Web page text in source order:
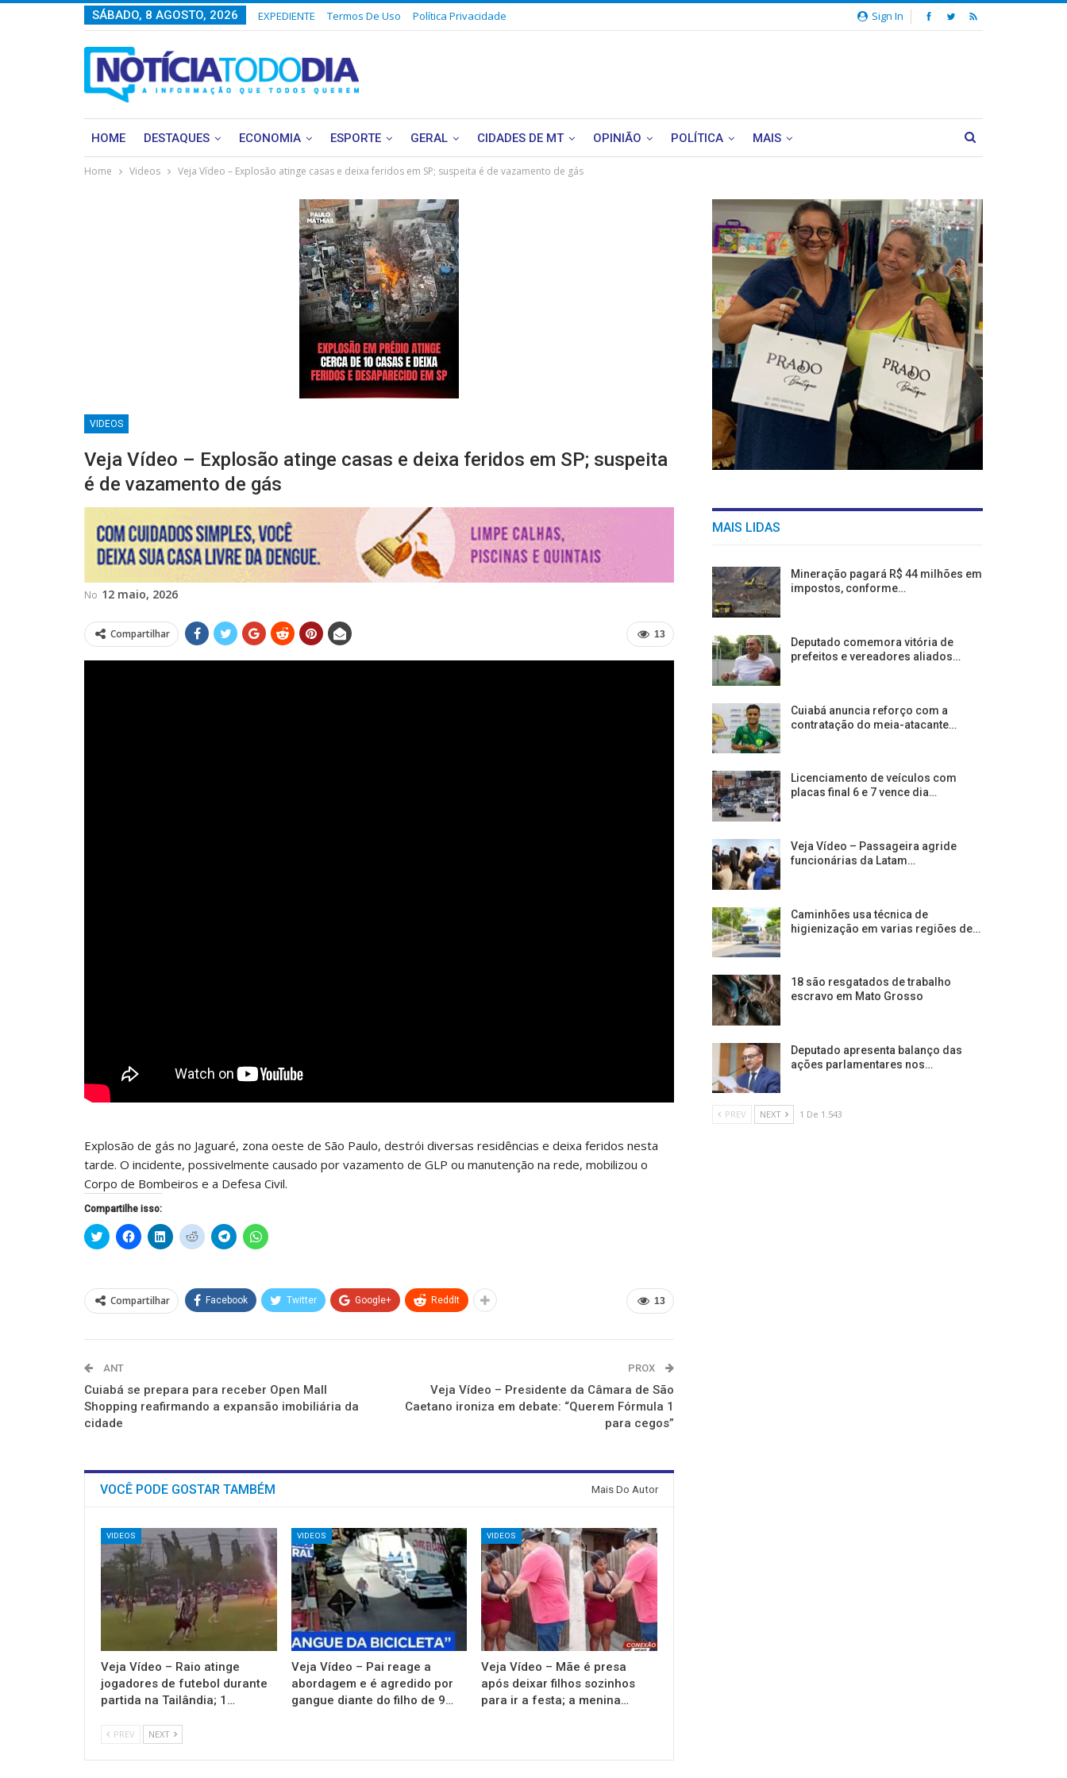
Sign In
SÁBADO, 8 AGOSTO, 2026 EXPEDIENTE Termos De Uso Política Privacidade
HOME DESTAQUES ECONOMIA ESPORTE GERAL CIDADES DE MT OPINIÃO POLÍTICA MAIS
Home Videos Veja Vídeo – Explosão atinge casas e deixa feridos em SP; suspeita é de vazamento de gás
VIDEOS
Veja Vídeo – Explosão atinge casas e deixa feridos em SP; suspeita
é de vazamento de gás
No 12 maio, 2026
13
Compartilhar
Explosão de gás no Jaguaré, zona oeste de São Paulo, destrói diversas residências e deixa feridos nesta
tarde. O incidente, possivelmente causado por vazamento de GLP ou manutenção na rede, mobilizou o
Corpo de Bombeiros e a Defesa Civil.
Compartilhe isso:
Clique
para
em
nova
janela)
Clique
para
em
nova
janela)
Clique
para
em
nova
janela)
Clique
para
em
nova
janela)
Clique
para
em
nova
janela)
Clique
para
em
nova
janela) 13
Compartilhar Facebook Twitter Google+ ReddIt
ANT
Cuiabá se prepara para receber Open Mall
Shopping reafirmando a expansão imobiliária da
cidade
PROX
Veja Vídeo – Presidente da Câmara de São
Caetano ironiza em debate: “Querem Fórmula 1
para cegos”
VOCÊ PODE GOSTAR TAMBÉM Mais Do Autor
VIDEOS
Veja Vídeo – Raio atinge
jogadores de futebol durante
partida na Tailândia; 1…
VIDEOS
Veja Vídeo – Pai reage a
abordagem e é agredido por
gangue diante do filho de 9…
VIDEOS
Veja Vídeo – Mãe é presa
após deixar filhos sozinhos
para ir a festa; a menina…
PREV NEXT
MAIS LIDAS
Mineração pagará R$ 44 milhões em
impostos, conforme…
Deputado comemora vitória de
prefeitos e vereadores aliados…
Cuiabá anuncia reforço com a
contratação do meia-atacante…
Licenciamento de veículos com
placas final 6 e 7 vence dia…
Veja Vídeo – Passageira agride
funcionárias da Latam…
Caminhões usa técnica de
higienização em varias regiões de…
18 são resgatados de trabalho
escravo em Mato Grosso
Deputado apresenta balanço das
ações parlamentares nos…
PREV NEXT 1 De 1.543